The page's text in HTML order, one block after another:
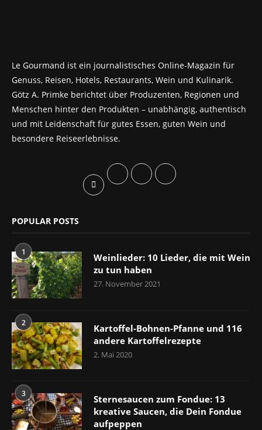
Le Gourmand ist ein journalistisches Online-Magazin für
Genuss, Reisen, Hotels, Restaurants, Wein und Kulinarik.
Götz A. Primke berichtet über Produzenten, Regionen und
Menschen hinter den Produkten – unabhängig, authentisch
und mit Leidenschaft für gutes Essen, guten Wein und
besondere Reiseerlebnisse.
POPULAR POSTS
1
Weinlieder: 10 Lieder, die mit Wein
zu tun haben
27. November 2021
2
Kartoffel-Bohnen-Pfanne und 116
andere Kartoffelrezepte
2. Mai 2020
3
Sternesaucen zum Fondue: 13
kreative Saucen, die Dein Fondue
aufpeppen